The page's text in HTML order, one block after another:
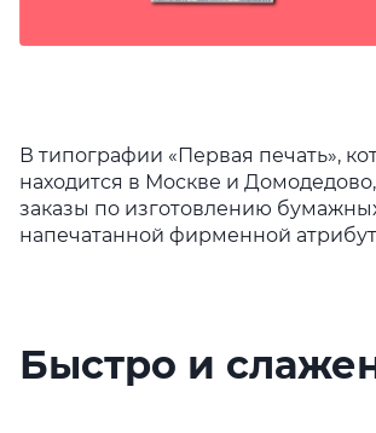
В типографии « Первая печать»,
находится в Москве и
заказы по изготовлению
напечатанной фирменной
Быстро и